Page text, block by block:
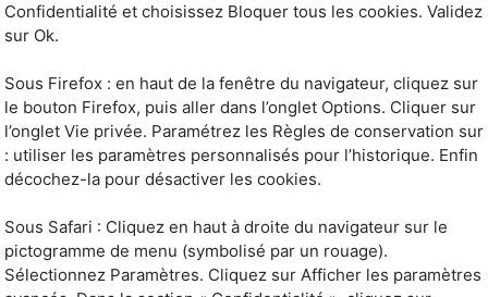
Confidentialité et choisissez Bloquer tous les cookies. Validez
sur Ok.
Sous Firefox : en haut de la fenêtre du navigateur, cliquez sur
le bouton Firefox, puis aller dans l’onglet Options. Cliquer sur
l’onglet Vie privée. Paramétrez les Règles de conservation sur
: utiliser les paramètres personnalisés pour l’historique. Enfin
décochez-la pour désactiver les cookies.
Sous Safari : Cliquez en haut à droite du navigateur sur le
pictogramme de menu (symbolisé par un rouage).
Sélectionnez Paramètres. Cliquez sur Afficher les paramètres